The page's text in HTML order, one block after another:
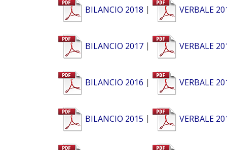
BILANCIO 2018 | VERBALE
BILANCIO 2017 | VERBALE
BILANCIO 2016 | VERBALE
BILANCIO 2015 | VERBALE